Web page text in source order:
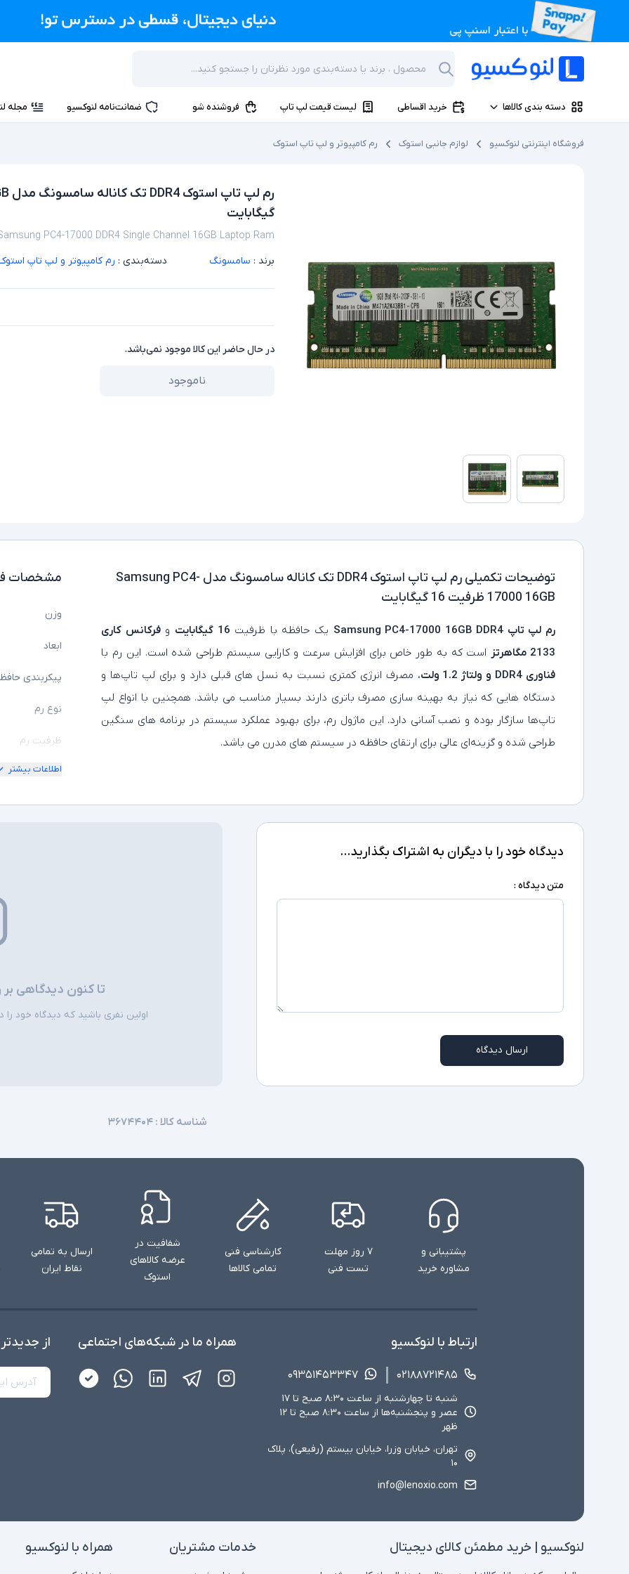
دسته بندی کالاها خرید اقساطی لیست قیمت لپ تاپ فروشنده شو ضمانت‌نامه لنوکسیو مجله
فروشگاه اینترنتی لنوکسیو لوازم جانبی استوک رم کامپیوتر و لپ تاپ استوک
گیگابایت
PC4-17000 DDR4 Single Channel 16GB Laptop Ram
برند : سامسونگ دسته‌بندی : رم کامپیوتر و لپ تاپ
در حال حاضر این کالا موجود نمی‌باشد.
ناموجود
توضیحات تکمیلی
رم لپ تاپ استوک DDR4 تک کاناله سامسونگ مدل Samsung PC4-
17000 16GB ظرفیت 16 گیگابایت
رم لپ‌ تاپ Samsung PC4-17000 16GB DDR4 یک حافظه با ظرفیت 16 گیگابایت وفرکانس کاری
2133 مگاهرتز
است که به‌ طور خاص برای افزایش سرعت و کارایی سیستم طراحی شده است. این رم با
فناوری DDR4 و ولتاژ 1.2 ولت
، مصرف انرژی کمتری نسبت به نسل‌ های قبلی دارد و برای لپ‌ تاپ‌ها و
دستگاه‌ هایی که نیاز به بهینه‌ سازی مصرف باتری دارند بسیار مناسب می باشد. همچنین با انواع لپ‌
تاپ‌ها سازگار بوده و نصب آسانی دارد. این ماژول رم، برای بهبود عملکرد سیستم در برنامه‌ های سنگین
طراحی شده و گزینه‌ای عالی برای ارتقای حافظه در سیستم‌ های مدرن می باشد.
مشخصات
وزن
ابعاد
پیکربندی
نوع رم
ظرفیت رم
سایر توضیحات
اطلاعات بیشتر
دیدگاه خود را با دیگران به اشتراک بگذارید...
متن دیدگاه :
ارسال دیدگاه
تا کنون دیدگاهی
اولین نفری باشید که دیدگاه خود را
شناسه کالا :۳۶۷۴۴۰۴
پشتیبانی و
مشاوره خرید
۷ روز مهلت
تست فنی
کارشناسی فنی
تمامی کالاها
شفافیت در
عرضه کالاهای
استوک
ارسال به تمامی
نقاط ایران
ارتباط با لنوکسیو
۰۲۱۸۸۷۲۱۴۸۵ ۰۹۳۵۱۴۵۳۳۴۷
شنبه تا چهارشنبه از ساعت ۸:۳۰ صبح تا ۱۷
عصر و پنجشنبه‌ها از ساعت ۸:۳۰ صبح تا ۱۲
ظهر
تهران، خیابان وزرا، خیابان بیستم (رفیعی)، پلاک
۱۰
info@lenoxio.com
همراه ما در شبکه‌های اجتماعی از
لنوکسیو | خرید مطمئن کالای دیجیتال خدمات مشتریان همراه با لنوکسیو